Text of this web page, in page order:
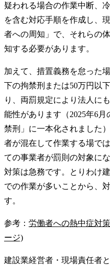
疑われる場合の作業中断、
を含む対応手順を作成し、
者への周知」で、それらの
知する必要があります。
加えて、措置義務を怠った
下の拘禁刑または50万円以
り、両罰規定により法人に
能性があります（2025年6
禁刑」に一本化されました
者が混在して作業する場で
ての事業者が罰則の対象に
対策は急務です。とりわけ
での作業が多いことから、
す。
参考： 労働者への熱中症対
ージ)
建設業経営者・現場責任者